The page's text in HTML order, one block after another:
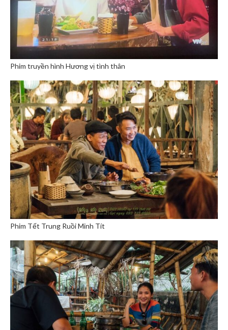
Phim truyền hình Hương vị tình thân
Phim Tết Trung Ruồi Minh Tít